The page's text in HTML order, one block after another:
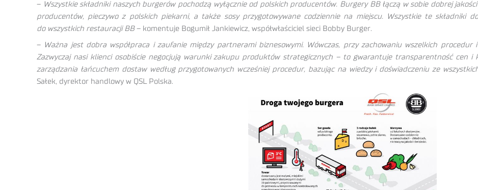
– Wszystkie składniki naszych burgerów pochodzą wyłącznie od polskich producentów. Burgery BB łączą w sobie dobrej
producentów, pieczywo z polskich piekarni, a także sosy przygotowywane codziennie na miejscu. Wszystkie te składniki
do wszystkich restauracji BB– komentuje Bogumił Jankiewicz, współwłaściciel sieci Bobby Burger.
–
Ważna jest dobra współpraca i zaufanie między partnerami biznesowymi. Wówczas, przy zachowaniu wszelkich procedur
Zazwyczaj nasi klienci osobiście negocjują warunki zakupu produktów strategicznych – to gwarantuje transparentność cen i
zarządzania łańcuchem dostaw według przygotowanych wcześniej procedur, bazując na wiedzy i doświadczeniu ze
Sałek, dyrektor handlowy w QSL Polska.